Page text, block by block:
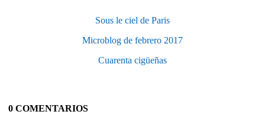
Sous le ciel de Paris
Microblog de febrero 2017
Cuarenta cigüeñas
0 COMENTARIOS